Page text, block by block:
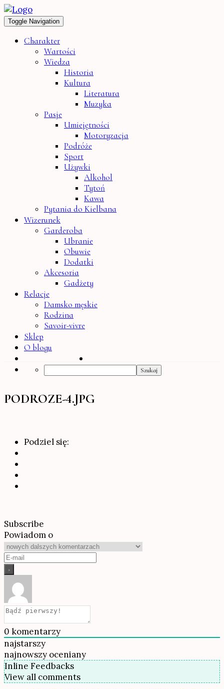
Toggle Navigation
Charakter
Wartości
Wiedza
Historia
Kultura
Literatura
Muzyka
Pasje
Umiejętności
Motoryzacja
Podróże
Sport
Używki
Alkohol
Tytoń
Kawa
Pytania do Kielbana
Wizerunek
Garderoba
Ubranie
Obuwie
Dodatki
Akcesoria
Gadżety
Relacje
Damsko męskie
Rodzina
Savoir-vivre
Sklep
O blogu
PODROZE-4.JPG
Podziel się:
Subscribe
Powiadom o
0 komentarzy
najstarszy
najnowszy oceniany
Inline Feedbacks
View all comments